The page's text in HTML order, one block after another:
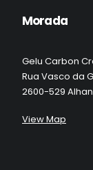
Morada
Gelu Carbon
Rua Vasco da
2600-529
View Map